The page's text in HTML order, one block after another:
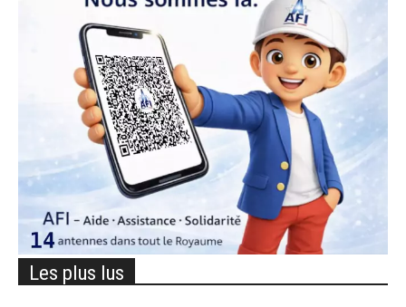
Les plus lus